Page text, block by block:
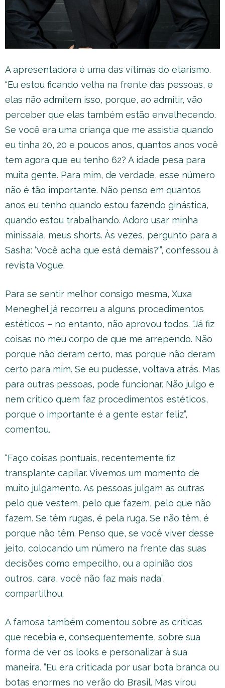
A apresentadora é uma das vítimas do etarismo.
“Eu estou ficando velha na frente das pessoas, e
elas não admitem isso, porque, ao admitir, vão
perceber que elas também estão envelhecendo.
Se você era uma criança que me assistia quando
eu tinha 20, 20 e poucos anos, quantos anos você
tem agora que eu tenho 62? A idade pesa para
muita gente. Para mim, de verdade, esse número
não é tão importante. Não penso em quantos
anos eu tenho quando estou fazendo ginástica,
quando estou trabalhando. Adoro usar minha
minissaia, meus shorts. Às vezes, pergunto para a
Sasha: ‘Você acha que está demais?'”, confessou à
revista Vogue.
Para se sentir melhor consigo mesma, Xuxa
Meneghel já recorreu a alguns procedimentos
estéticos – no entanto, não aprovou todos. “Já fiz
coisas no meu corpo de que me arrependo. Não
porque não deram certo, mas porque não deram
certo para mim. Se eu pudesse, voltava atrás. Mas
para outras pessoas, pode funcionar. Não julgo e
nem critico quem faz procedimentos estéticos,
porque o importante é a gente estar feliz”,
comentou.
“Faço coisas pontuais, recentemente fiz
transplante capilar. Vivemos um momento de
muito julgamento. As pessoas julgam as outras
pelo que vestem, pelo que fazem, pelo que não
fazem. Se têm rugas, é pela ruga. Se não têm, é
porque não têm. Penso que, se você viver desse
jeito, colocando um número na frente das suas
decisões como empecilho, ou a opinião dos
outros, cara, você não faz mais nada”,
compartilhou.
A famosa também comentou sobre as críticas
que recebia e, consequentemente, sobre sua
forma de ver os looks e personalizar à sua
maneira. “Eu era criticada por usar bota branca ou
botas enormes no verão do Brasil. Mas virou